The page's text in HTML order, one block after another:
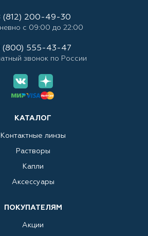
КАТАЛОГ
Контактные линзы
Растворы
Капли
Аксессуары
ПОКУПАТЕЛЯМ
Акции
(812) 200-49-30
с 09:00 до 22:00
(800) 555-43-47
звонок по России